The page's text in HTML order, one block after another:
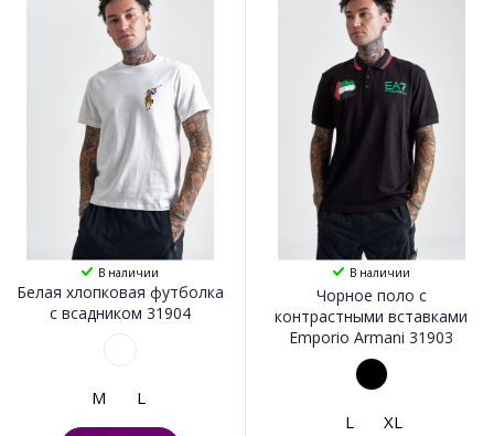
В наличии
Белая хлопковая футболка
с всадником 31904
M L
В наличии
Чорное поло с
контрастными вставками
Emporio Armani 31903
L XL